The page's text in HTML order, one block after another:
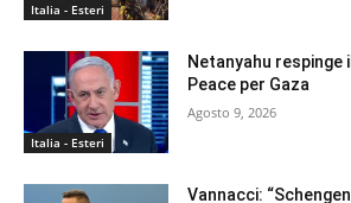
Italia - Esteri
Italia - Esteri
Netanyahu
Peace per Gaza
Agosto 9, 2026
Vannacci: